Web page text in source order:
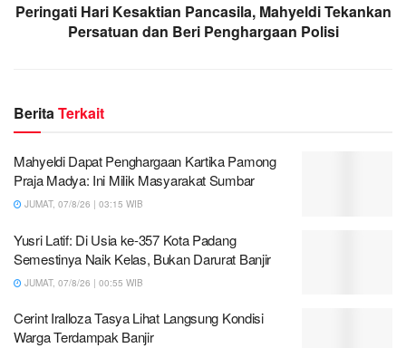
Peringati Hari Kesaktian Pancasila, Mahyeldi Tekankan
Persatuan dan Beri Penghargaan Polisi
BeritaTerkait
Mahyeldi Dapat Penghargaan Kartika Pamong
Praja Madya: Ini Milik Masyarakat Sumbar
JUMAT, 07/8/26 | 03:15 WIB
Yusri Latif: Di Usia ke-357 Kota Padang
Semestinya Naik Kelas, Bukan Darurat Banjir
JUMAT, 07/8/26 | 00:55 WIB
Cerint Iralloza Tasya Lihat Langsung Kondisi
Warga Terdampak Banjir